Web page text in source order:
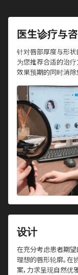
医生诊疗与
针对唇部厚度与形状
为您推荐合适的治疗
效果预期的同时消除
设计
在充分考虑患者期望
理想的唇形轮廓。在
案，力求呈现自然优